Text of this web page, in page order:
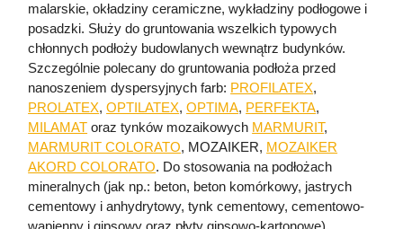
malarskie, okładziny ceramiczne, wykładziny podłogowe i
posadzki. Służy do gruntowania wszelkich typowych
chłonnych podłoży budowlanych wewnątrz budynków.
Szczególnie polecany do gruntowania podłoża przed
nanoszeniem dyspersyjnych farb: PROFILATEX,
PROLATEX,OPTILATEX,OPTIMA, PERFEKTA,
MILAMAT oraz tynków mozaikowych MARMURIT,
MARMURIT COLORATO, MOZAIKER, MOZAIKER
AKORD COLORATO. Do stosowania na podłożach
mineralnych (jak np.: beton, beton komórkowy, jastrych
cementowy i anhydrytowy, tynk cementowy, cementowo-